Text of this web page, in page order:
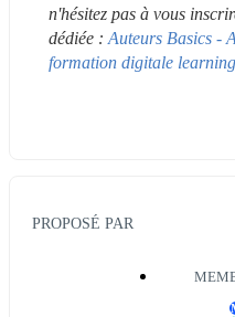
n'hésitez pas à vous
dédiée : Auteurs Basics -
formation digitale
PROPOSÉ PAR